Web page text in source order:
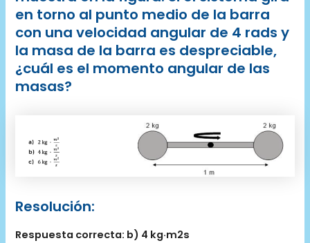
en torno al punto medio de la barra
con una velocidad angular de 4 rads y
la masa de la barra es despreciable,
¿cuál es el momento angular de las
masas?
Resolución:
Respuesta correcta: b) 4 kg·m2s